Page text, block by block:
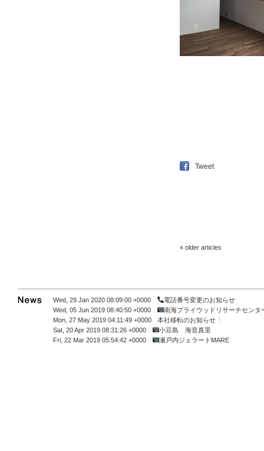
Tweet
« older articles
Wed, 29 Jan 2020 08:09:00 +0000
電話番号変更のお知らせ
Wed, 05 Jun 2019 08:40:50 +0000
南海プライウッドリサーチセンタ
Mon, 27 May 2019 04:11:49 +0000
本社移転のお知らせ
Sat, 20 Apr 2019 08:31:26 +0000
小豆島 海音真里
Fri, 22 Mar 2019 05:54:42 +0000
瀬戸内ジェラートMARE